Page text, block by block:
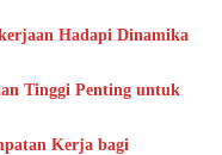
Hadapi Dinamika
Tinggi Penting untuk
Kerja bagi